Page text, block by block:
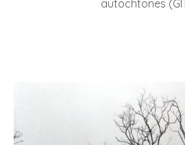
autochtones